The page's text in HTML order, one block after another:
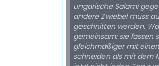
ungarische Salami
andere Zwiebel muss
geschnitten werden.
gemeinsam: sie lassen
gleichmäßiger mit
schneiden als mit dem